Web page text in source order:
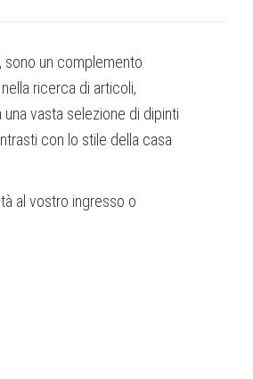
sono un complemento
ricerca di articoli,
vasta selezione di dipinti
con lo stile della casa
al vostro ingresso o